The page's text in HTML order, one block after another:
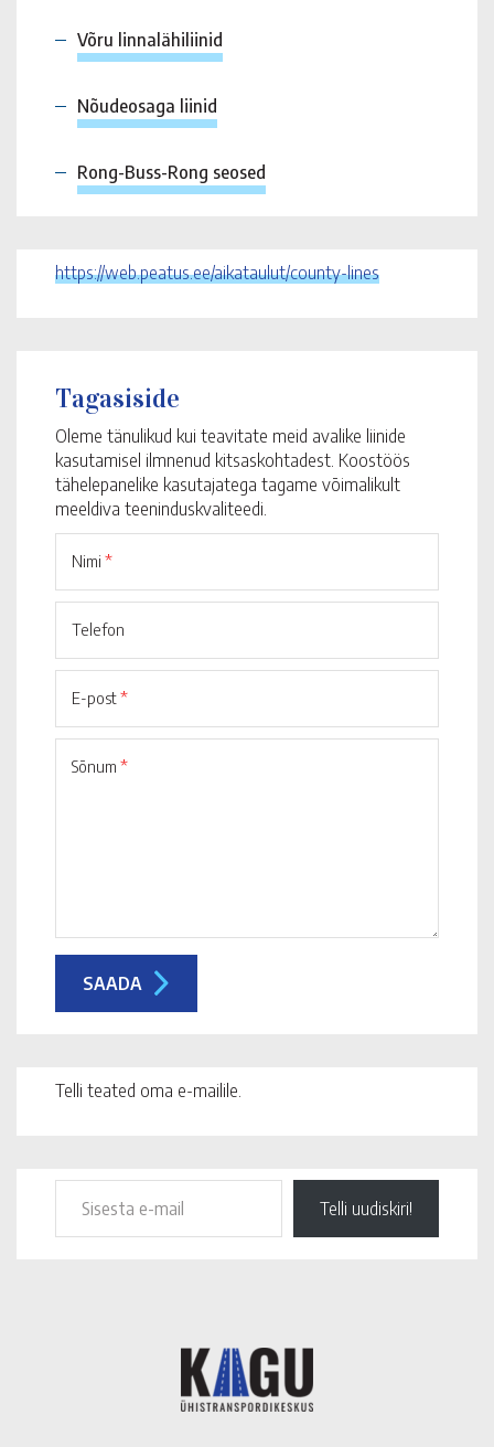
Võru linnalähiliinid
Nõudeosaga liinid
Rong-Buss-Rong seosed
https://web.peatus.ee/aikataulut/county-lines
Tagasiside
Oleme tänulikud kui teavitate meid avalike liinide
kasutamisel ilmnenud kitsaskohtadest. Koostöös
tähelepanelike kasutajatega tagame võimalikult
meeldiva teeninduskvaliteedi.
Nimi *
Telefon
E-post*
Sõnum *
Telli teated oma e-mailile.
Telli uudiskiri!